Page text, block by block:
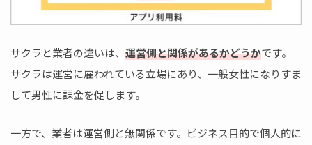
サクラと業者の違いは、 運営側と関係があるかどうかです。
サクラは運営に雇われている立場にあり、一般女性になりすま
して男性に課金を促します。
一方で、業者は運営側と無関係です。ビジネス目的で個人的に